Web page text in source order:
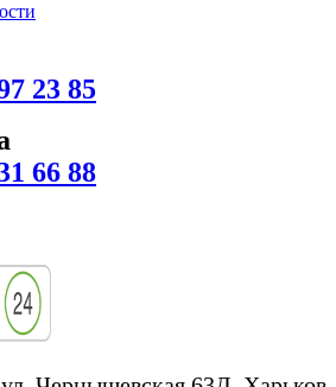
23 85
66 88